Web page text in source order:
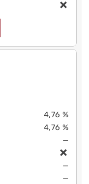
4,76 %
4,76 %
—
—
—